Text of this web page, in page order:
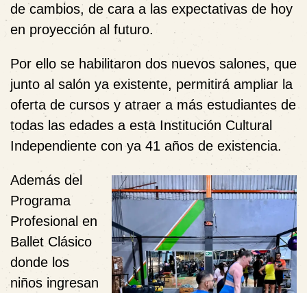
de cambios, de cara a las expectativas de hoy
en proyección al futuro.
Por ello se habilitaron dos nuevos salones, que
junto al salón ya existente, permitirá ampliar la
oferta de cursos y atraer a más estudiantes de
todas las edades a esta Institución Cultural
Independiente con ya 41 años de existencia.
Además del
Programa
Profesional en
Ballet Clásico
donde los
niños ingresan